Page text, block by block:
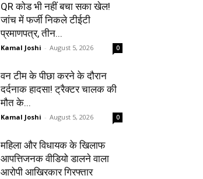
QR कोड भी नहीं बचा सका खेल!
जांच में फर्जी निकले टीईटी
प्रमाणपत्र, तीन...
Kamal Joshi - August 5, 2026 0
वन टीम के पीछा करने के दौरान
दर्दनाक हादसा! ट्रैक्टर चालक की
मौत के...
Kamal Joshi - August 5, 2026 0
महिला और विधायक के खिलाफ
आपत्तिजनक वीडियो डालने वाला
आरोपी आखिरकार गिरफ्तार